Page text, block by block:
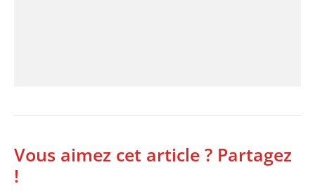
Vous aimez cet article ? Partagez
!